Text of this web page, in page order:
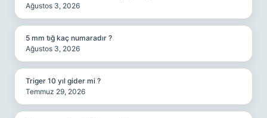
Ağustos 3, 2026
5 mm tığ kaç numaradır ?
Ağustos 3, 2026
Triger 10 yıl gider mi ?
Temmuz 29, 2026